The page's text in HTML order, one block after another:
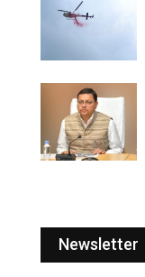
Newsletter